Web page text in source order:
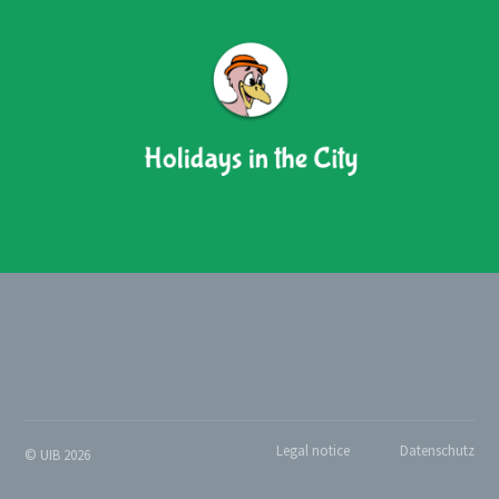
Datenschutz
Legal notice
© UIB 2026